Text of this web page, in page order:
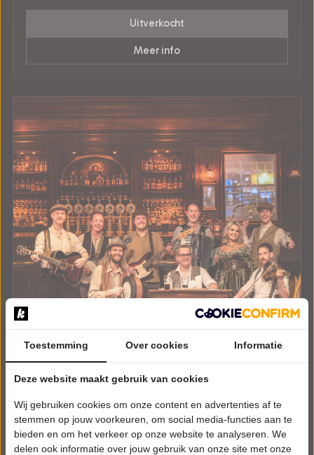
Uitverkocht
Meer info
DONDERDAG 11 FEBRUARI 2027 • 20:15 UUR
Best of Ireland
HOFtheater
Raalte
POPULAIRE MUZIEK
Toestemming Over cookies Informatie
Deze website maakt gebruik van cookies
Wij gebruiken cookies om onze content en advertenties af te
stemmen op jouw voorkeuren, om social media-functies aan te
bieden en om het verkeer op onze website te analyseren. We
delen ook informatie over jouw gebruik van onze site met onze